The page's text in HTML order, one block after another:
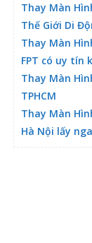
Thay Màn
Thế Giới Di
Thay Màn
FPT có uy tín
Thay Màn
TPHCM
Thay Màn
Hà Nội lấy